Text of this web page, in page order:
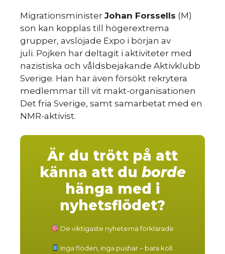
Migrationsminister Johan Forssells (M)
son kan kopplas till högerextrema
grupper, avslöjade Expo i början av
juli. Pojken har deltagit i aktiviteter med
nazistiska och våldsbejakande Aktivklubb
Sverige. Han har även försökt rekrytera
medlemmar till vit makt-organisationen
Det fria Sverige, samt samarbetat med en
NMR-aktivist.
Är du trött på att
känna att du borde
hänga med i
nyhetsflödet?
De viktigaste nyheterna förklarade
Inga flöden, inga pushar – bara koll.